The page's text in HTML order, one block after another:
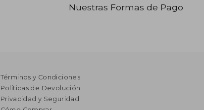
Nuestras Formas de Pago
Términos y Condiciones
Políticas de Devolución
Privacidad y Seguridad